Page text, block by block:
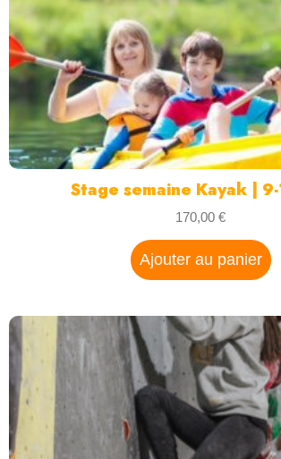
Stage semaine Kayak |
170,00 €
Ajouter au panier